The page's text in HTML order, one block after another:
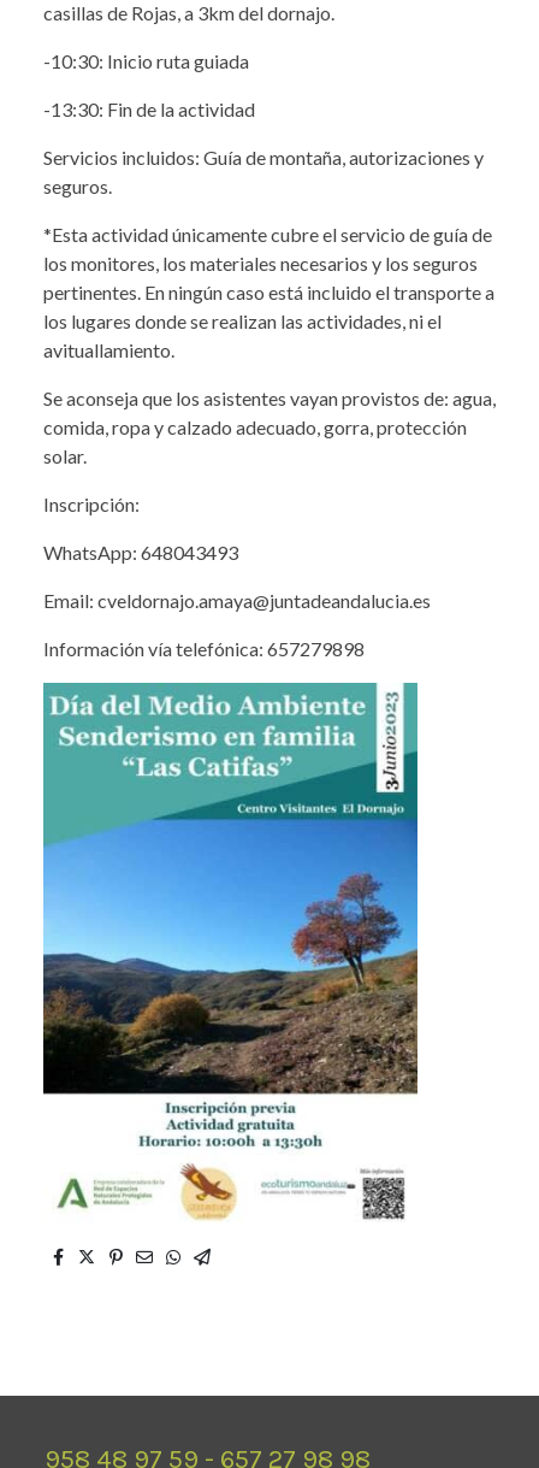
casillas de Rojas, a 3km del dornajo.
-10:30: Inicio ruta guiada
-13:30: Fin de la actividad
Servicios incluidos: Guía de montaña, autorizaciones y
seguros.
*Esta actividad únicamente cubre el servicio de guía de
los monitores, los materiales necesarios y los seguros
pertinentes. En ningún caso está incluido el transporte a
los lugares donde se realizan las actividades, ni el
avituallamiento.
Se aconseja que los asistentes vayan provistos de: agua,
comida, ropa y calzado adecuado, gorra, protección
solar.
Inscripción:
WhatsApp: 648043493
Email: cveldornajo.amaya@juntadeandalucia.es
Información vía telefónica: 657279898
958 48 97 59 - 657 27 98 98